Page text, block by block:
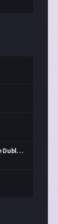
Yüzüklerin Efendisi İki Kule Türkçe Dublaj İzle